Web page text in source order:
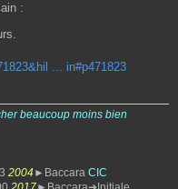
:
... in#p471823
beaucoup moins bien
2004 ►Baccara CIC